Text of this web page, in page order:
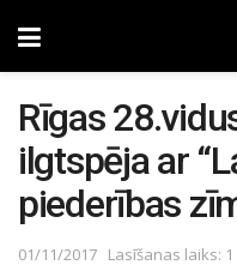
Rīgas
ilgtspēja ar
piederības
01/11/2017 Lasīšanas laiks: